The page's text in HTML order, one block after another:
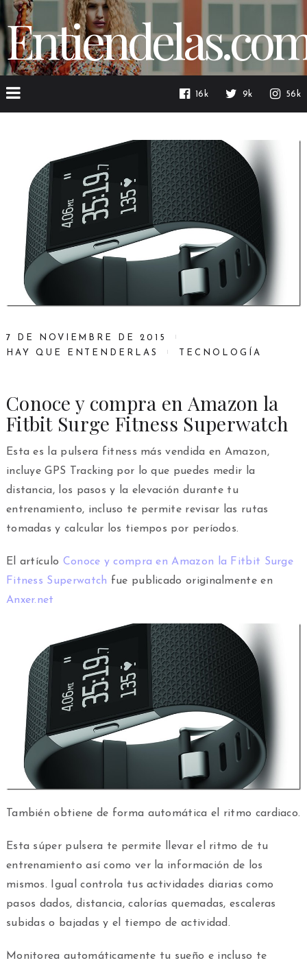
16k 9k 56k
7 DE NOVIEMBRE DE 2015
HAY QUE ENTENDERLAS
TECNOLOGÍA
Conoce y compra en Amazon la
Fitbit Surge Fitness Superwatch
Esta es la pulsera fitness más vendida en Amazon,
incluye GPS Tracking por lo que puedes medir la
distancia, los pasos y la elevación durante tu
entrenamiento, incluso te permite revisar las rutas
tomadas y calcular los tiempos por períodos.
El artículo Conoce y compra en Amazon la Fitbit Surge
Fitness Superwatch fue publicado originalmente en
Anxer.net
También obtiene de forma automática el ritmo cardiaco.
Esta súper pulsera te permite llevar el ritmo de tu
entrenamiento así como ver la información de los
mismos. Igual controla tus actividades diarias como
pasos dados, distancia, calorías quemadas, escaleras
subidas o bajadas y el tiempo de actividad.
Monitorea automáticamente tu sueño e incluso te